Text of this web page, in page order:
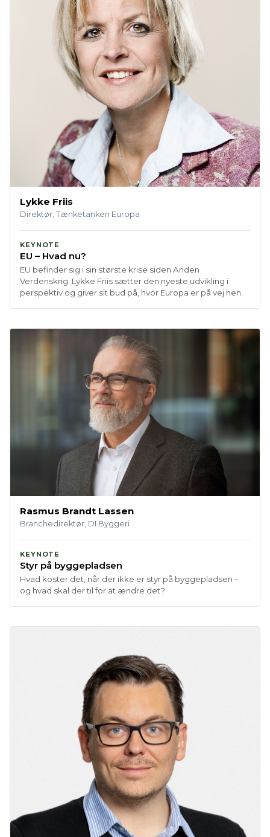
Lykke Friis
Direktør, Tænketanken Europa
KEYNOTE
EU – Hvad nu?
EU befinder sig i sin største krise siden Anden
Verdenskrig. Lykke Friis sætter den nyeste udvikling i
perspektiv og giver sit bud på, hvor Europa er på vej hen.
Rasmus Brandt Lassen
Branchedirektør, DI Byggeri
KEYNOTE
Styr på byggepladsen
Hvad koster det, når der ikke er styr på byggepladsen –
og hvad skal der til for at ændre det?